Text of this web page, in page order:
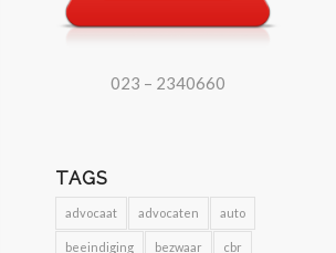
023 – 2340660
TAGS
advocaat advocaten auto
beeindiging bezwaar cbr